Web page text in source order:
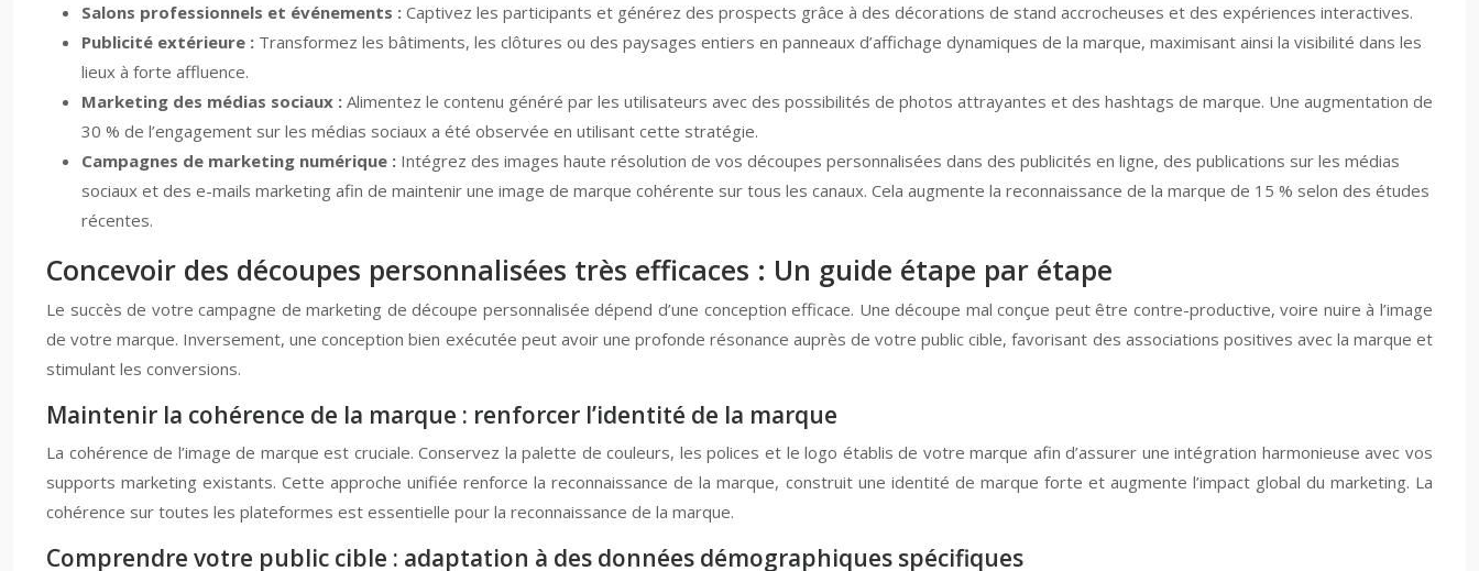
Salons professionnels et événements : Captivez les participants et générez des prospects grâce à des décorations de stand accrocheuses et des expériences interactives.
Publicité extérieure : Transformez les bâtiments, les clôtures ou des paysages entiers en panneaux d’affichage dynamiques de la marque, maximisant ainsi la visibilité dans les
lieux à forte affluence.
Marketing des médias sociaux : Alimentez le contenu généré par les utilisateurs avec des possibilités de photos attrayantes et des hashtags de marque. Une augmentation de
30 % de l’engagement sur les médias sociaux a été observée en utilisant cette stratégie.
Campagnes de marketing numérique : Intégrez des images haute résolution de vos découpes personnalisées dans des publicités en ligne, des publications sur les médias
sociaux et des e-mails marketing afin de maintenir une image de marque cohérente sur tous les canaux. Cela augmente la reconnaissance de la marque de 15 % selon des études
récentes.
Concevoir des découpes personnalisées très efficaces : Un guide étape par étape
Le succès de votre campagne de marketing de découpe personnalisée dépend d’une conception efficace. Une découpe mal conçue peut être contre-productive, voire nuire à l’image
de votre marque. Inversement, une conception bien exécutée peut avoir une profonde résonance auprès de votre public cible, favorisant des associations positives avec la marque et
stimulant les conversions.
Maintenir la cohérence de la marque : renforcer l’identité de la marque
La cohérence de l’image de marque est cruciale. Conservez la palette de couleurs, les polices et le logo établis de votre marque afin d’assurer une intégration harmonieuse avec vos
supports marketing existants. Cette approche unifiée renforce la reconnaissance de la marque, construit une identité de marque forte et augmente l’impact global du marketing. La
cohérence sur toutes les plateformes est essentielle pour la reconnaissance de la marque.
Comprendre votre public cible : adaptation à des données démographiques spécifiques